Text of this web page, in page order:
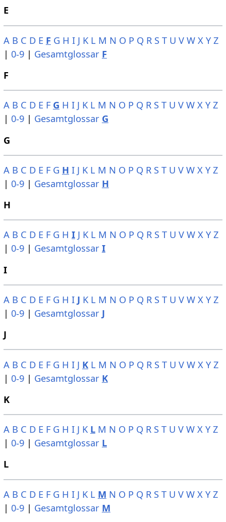
E
A B C D E F G H I J K L M N O P Q R S T U V W X Y Z
| 0-9| Gesamtglossar F
F
A B C D E F G H I J K L M N O P Q R S T U V W X Y Z
| 0-9| Gesamtglossar G
G
A B C D E F G H I J K L M N O P Q R S T U V W X Y Z
| 0-9| Gesamtglossar H
H
A B C D E F G H I J K L M N O P Q R S T U V W X Y Z
| 0-9| Gesamtglossar I
I
A B C D E F G H I J K L M N O P Q R S T U V W X Y Z
| 0-9| Gesamtglossar J
J
A B C D E F G H I J K L M N O P Q R S T U V W X Y Z
| 0-9| Gesamtglossar K
K
A B C D E F G H I J K L M N O P Q R S T U V W X Y Z
| 0-9| Gesamtglossar L
L
A B C D E F G H I J K L M N O P Q R S T U V W X Y Z
| 0-9| Gesamtglossar M